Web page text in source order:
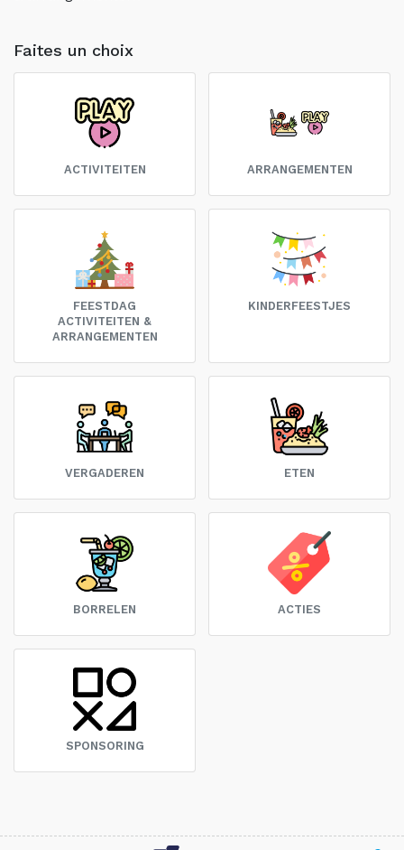
Faites un choix
ACTIVITEITEN ARRANGEMENTEN
FEESTDAG
ACTIVITEITEN &
ARRANGEMENTEN
KINDERFEESTJES
VERGADEREN ETEN
BORRELEN ACTIES
SPONSORING